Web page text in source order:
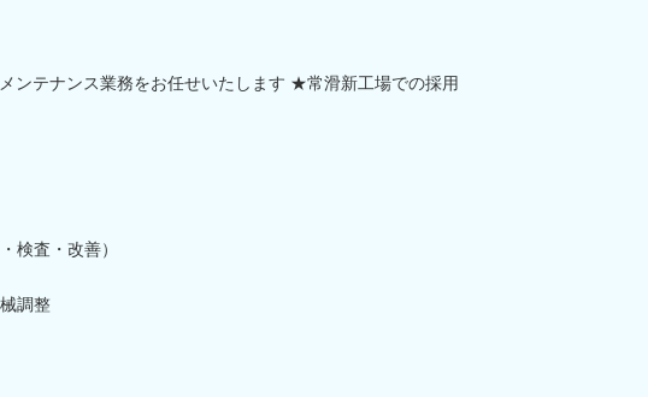
ンテナンス業務をお任せいたします ★常滑新工場での採用
検査・改善）
調整